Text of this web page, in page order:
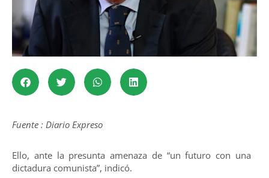
Fuente : Diario Expreso
Ello, ante la presunta amenaza de “un futuro con una
dictadura comunista”, indicó.